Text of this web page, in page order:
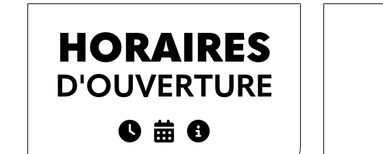
HORAIRES
D'OUVERTURE